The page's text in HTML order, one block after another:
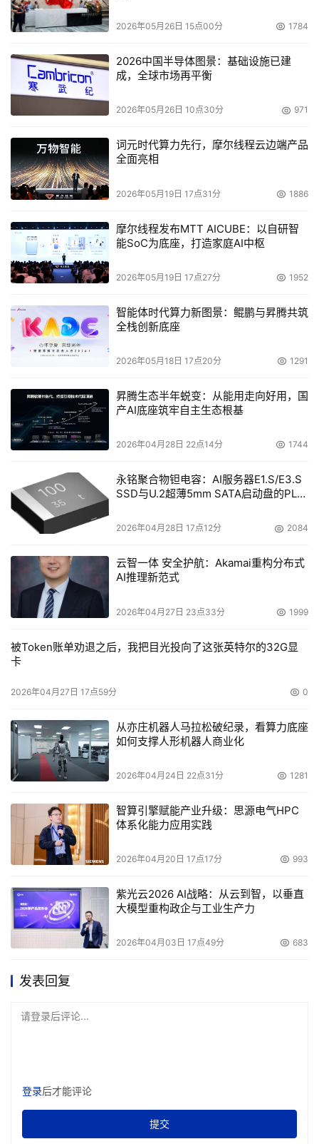
2026年05月26日 15点00分 1784
2026中国半导体图景：基础设施已建
成，全球市场再平衡
2026年05月26日 10点30分 971
词元时代算力先行，摩尔线程云边端产品
全面亮相
2026年05月19日 17点31分 1886
摩尔线程发布MTT AICUBE：以自研智
能SoC为底座，打造家庭AI中枢
2026年05月19日 17点27分 1952
智能体时代算力新图景：鲲鹏与昇腾共筑
全栈创新底座
2026年05月18日 17点20分 1291
昇腾生态半年蜕变：从能用走向好用，国
产AI底座筑牢自主生态根基
2026年04月28日 22点14分 1744
永铭聚合物钽电容：AI服务器E1.S/E3.S
SSD与U.2超薄5mm SATA启动盘的PLP
2026年04月28日 17点12分 2084
云智一体 安全护航：Akamai重构分布式
AI推理新范式
2026年04月27日 23点33分 1999
被Token账单劝退之后，我把目光投向了这张英特尔的32G显
卡
2026年04月27日 17点59分 0
从亦庄机器人马拉松破纪录，看算力底座
如何支撑人形机器人商业化
2026年04月24日 22点31分 1281
智算引擎赋能产业升级：思源电气HPC
体系化能力应用实践
2026年04月20日 17点17分 993
紫光云2026 AI战略：从云到智，以垂直
大模型重构政企与工业生产力
2026年04月03日 17点49分 683
发表回复
请登录后评论...
登录后才能评论
提交